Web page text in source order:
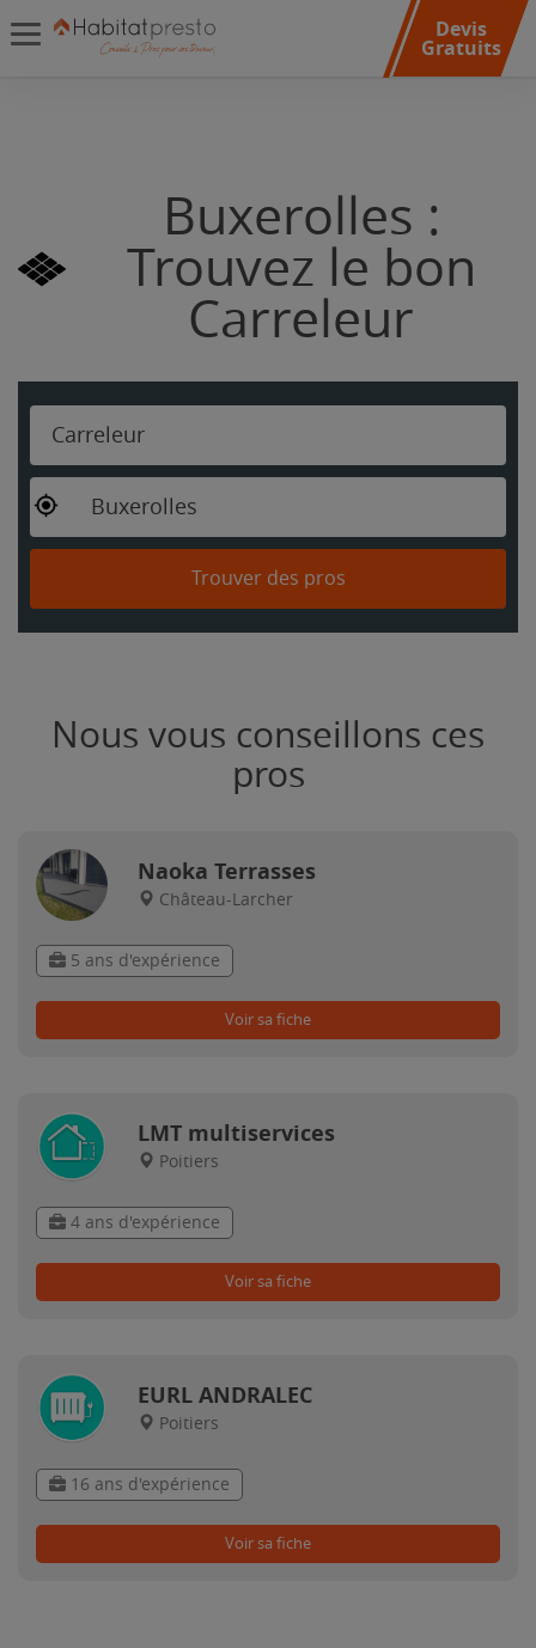
Devis
Gratuits
Buxerolles :
Trouvez le bon
Carreleur
Carreleur
Buxerolles
Trouver des pros
Nous vous conseillons ces
pros
Naoka Terrasses
Château-Larcher
5 ans d'expérience
Voir sa fiche
LMT multiservices
Poitiers
4 ans d'expérience
Voir sa fiche
EURL ANDRALEC
Poitiers
16 ans d'expérience
Voir sa fiche